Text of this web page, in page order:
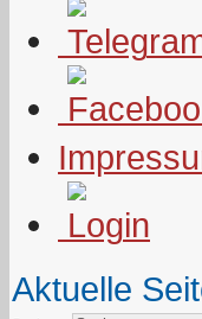
Aktuelle